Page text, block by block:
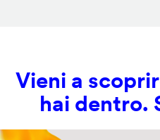
Vieni a
hai dentro.